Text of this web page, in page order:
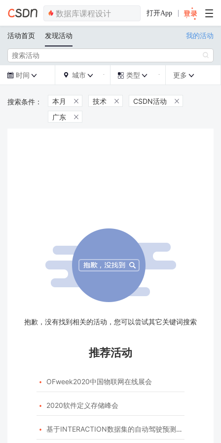
打开App
活动首页 发现活动 我的活动

 时间   城市   类型  更多 
本月  技术  CSDN活动 
广东 
抱歉，没有找到相关的活动，您可以尝试其它关键词搜索
推荐活动
 OFweek2020中国物联网在线展会
 2020软件定义存储峰会
 基于INTERACTION数据集的自动驾驶预测模型挑战赛